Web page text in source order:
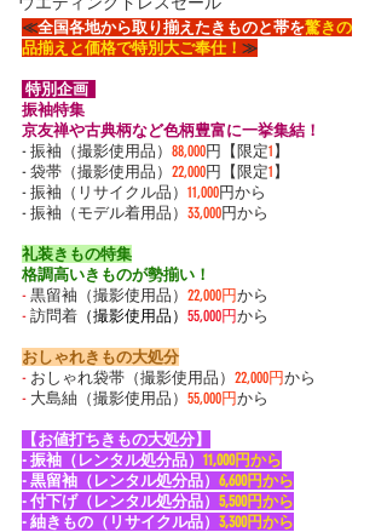
≪​全国各地から取り揃えたきものと帯を驚きの
品揃えと価格で特別大ご奉仕！ ≫
特別企画
振袖特集
京友禅や古典柄など色柄豊富に一挙集結！
- 振袖（撮影使用品） 88,000円【限定1】
- 袋帯（撮影使用品） 22,000円【限定1】
- 振袖（リサイクル品） 11,000円から
- 振袖（モデル着用品） 33,000円から
礼装きもの特集
格調高いきものが勢揃い！
- 黒留袖（撮影使用品） 22,000円から
- 訪問着 （撮影使用品） 55,000円から
おしゃれきもの大処分
- おしゃれ袋帯 （撮影使用品） 22,000円から
- 大島紬 （撮影使用品） 55,000円から
【お値打ちきもの大処分】
- 振袖（レンタル処分品） 11,000円から
- 黒留袖（レンタル処分品） 6,600円から
- 付下げ（レンタル処分品） 5,500円から
- 紬きもの（リサイクル品） 3,300円から